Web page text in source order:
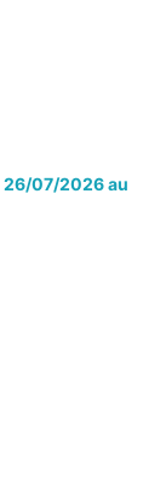
26/07/2026 au